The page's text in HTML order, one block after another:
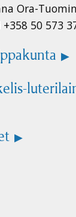
Ora-
50 573